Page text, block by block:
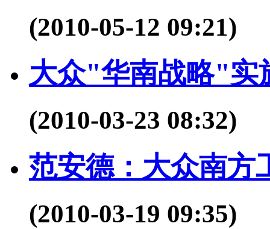
(2010-05-12 09:21)
大众"华南战略"实
(2010-03-23 08:32)
范安德：大众南方
(2010-03-19 09:35)